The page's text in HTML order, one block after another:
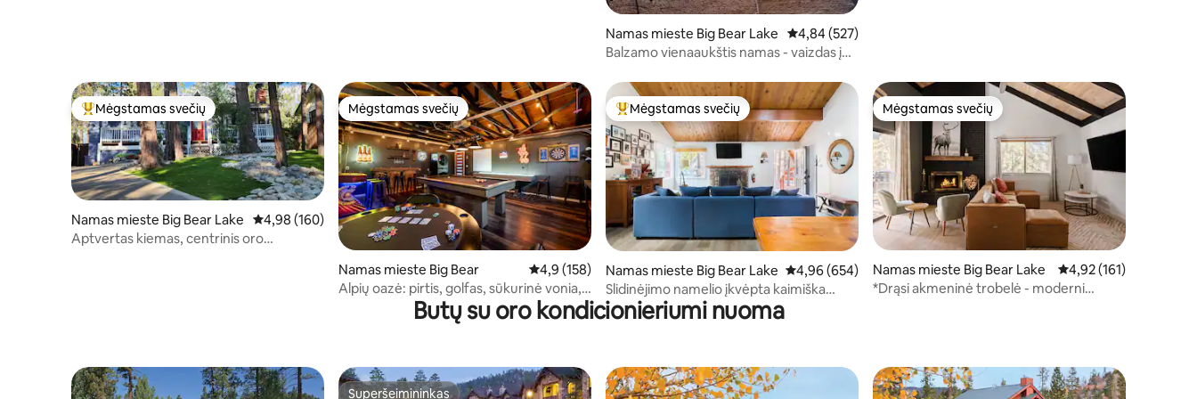
Namas mieste Big Bear Lake Vidutinis įvertinimas: 4,84 iš 5, atsiliepimų: 527
4,84 (527)
Balzamo vienaaukštis namas - vaizdas į
vonia
Svečių mėgstamiausias
Mėgstamas svečių
Namas mieste Big Bear Lake Vidutinis įvertinimas: 4,98 iš 5, atsiliepimų: 160
4,98 (160)
Aptvertas kiemas, centrinis oro
Mėgstamas svečių
Mėgstamas svečių
Namas mieste Big Bear Vidutinis įvertinimas: 4,9 iš 5, atsiliepimų: 158
4,9 (158)
Alpių oazė: pirtis, golfas, sūkurinė vonia,
žaidimų kambarys, oro kondicionierius!
Svečių mėgstamiausias
Mėgstamas svečių
Namas mieste Big Bear Lake Vidutinis įvertinimas: 4,96 iš 5, atsiliepimų: 654
4,96 (654)
Slidinėjimo namelio įkvėpta kaimiška
moderni trobelė Big Bear Lake
Mėgstamas svečių
Mėgstamas svečių
Namas mieste Big Bear Lake Vidutinis įvertinimas:
4,92 (161)
*Drąsi akmeninė trobelė - moderni
Butų su oro kondicionieriumi nuoma
Superšeimininkas